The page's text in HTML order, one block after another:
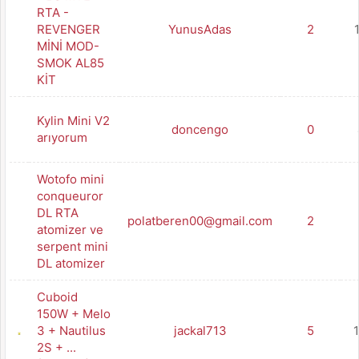
RTA -
REVENGER
MİNİ MOD-
SMOK AL85
KİT
YunusAdas 2
Kylin Mini V2
arıyorum
doncengo 0
Wotofo mini
conqueuror
DL RTA
atomizer ve
serpent mini
DL atomizer
polatberen00@gmail.com 2
Cuboid
150W + Melo
3 + Nautilus
2S + ...
jackal713 5